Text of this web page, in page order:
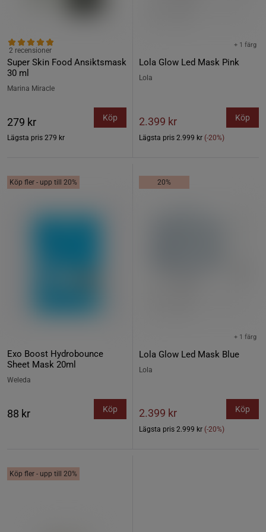
Super Skin Food Ansiktsmask
30 ml
2 recensioner
Marina Miracle
279 kr
Lägsta pris 279 kr
Köp
Lola Glow Led Mask Pink
+ 1 färg
Lola
2.399 kr
Lägsta pris 2.999 kr (-20%)
Köp
Köp fler - upp till 20%
Exo Boost Hydrobounce
Sheet Mask 20ml
Weleda
88 kr Köp
20%
Lola Glow Led Mask Blue
+ 1 färg
Lola
2.399 kr
Lägsta pris 2.999 kr (-20%)
Köp
Köp fler - upp till 20%